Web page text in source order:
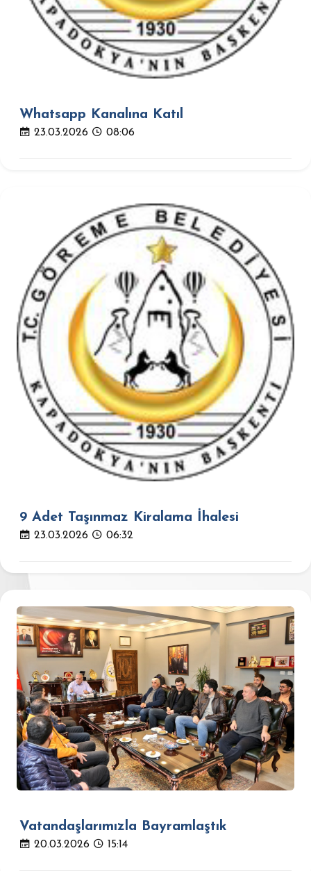
Whatsapp Kanalına Katıl
23.03.2026 08:06
9 Adet Taşınmaz Kiralama İhalesi
23.03.2026 06:32
Vatandaşlarımızla Bayramlaştık
20.03.2026 15:14